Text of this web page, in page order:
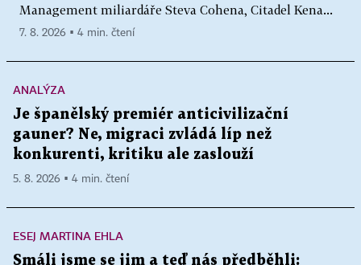
Management miliardáře Steva Cohena, Citadel Kena...
7. 8. 2026 ▪ 4 min. čtení
ANALÝZA
Je španělský premiér anticivilizační
gauner? Ne, migraci zvládá líp než
konkurenti, kritiku ale zaslouží
5. 8. 2026 ▪ 4 min. čtení
ESEJ MARTINA EHLA
Smáli jsme se jim a teď nás předběhli: